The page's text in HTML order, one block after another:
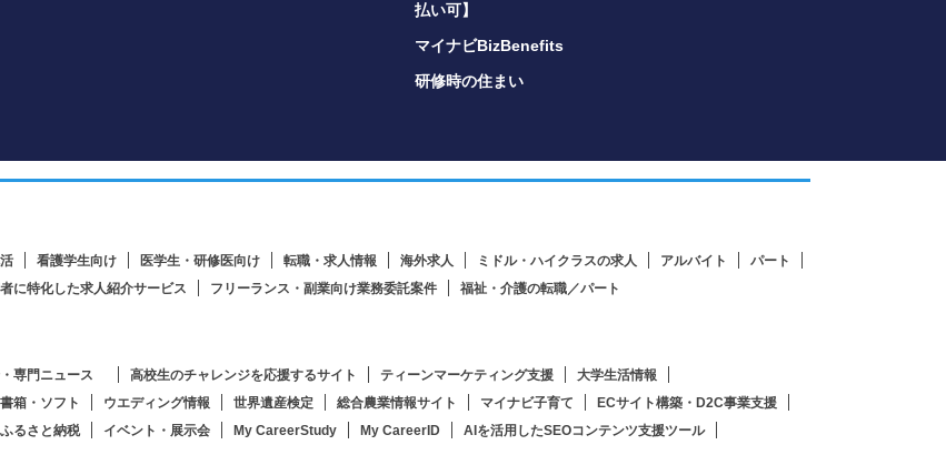
払い可】
マイナビBizBenefits
研修時の住まい
看護学生向け 医学生・研修医向け 転職・求人情報 海外求人 ミドル・ハイクラスの求人 アルバイト
パート
に特化した求人紹介サービス フリーランス・副業向け業務委託案件
福祉・介護の転職／パート
専門ニュース 高校生のチャレンジを応援するサイト ティーンマーケティング支援
大学生活情報
箱・ソフト ウエディング情報 世界遺産検定 総合農業情報サイト マイナビ子育て
ECサイト構築・D2C事業支援
ふるさと納税 イベント・展示会 My CareerStudy My CareerID
AIを活用したSEOコンテンツ支援ツール